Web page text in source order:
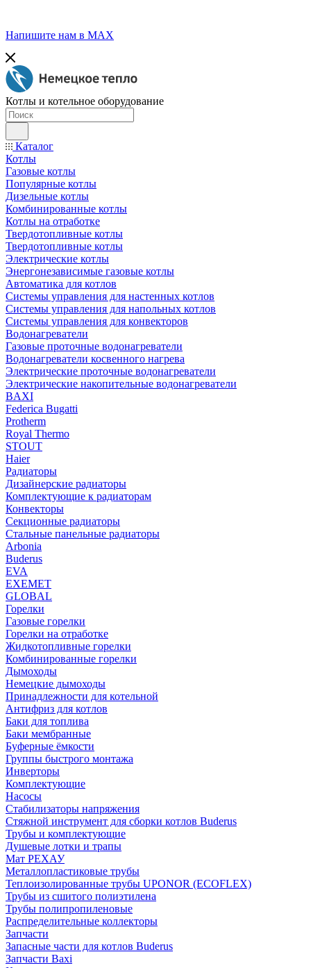
Напишите нам в МАХ
Котлы и котельное оборудование
Каталог
Котлы
Газовые котлы
Популярные котлы
Дизельные котлы
Комбинированные котлы
Котлы на отработке
Твердотопливные котлы
Твердотопливные котлы
Электрические котлы
Энергонезависимые газовые котлы
Автоматика для котлов
Системы управления для настенных котлов
Системы управления для напольных котлов
Системы управления для конвекторов
Водонагреватели
Газовые проточные водонагреватели
Водонагреватели косвенного нагрева
Электрические проточные водонагреватели
Электрические накопительные водонагреватели
BAXI
Federica Bugatti
Protherm
Royal Thermo
STOUT
Haier
Радиаторы
Дизайнерские радиаторы
Комплектующие к радиаторам
Конвекторы
Секционные радиаторы
Стальные панельные радиаторы
Arbonia
Buderus
EVA
EXEMET
GLOBAL
Горелки
Газовые горелки
Горелки на отработке
Жидкотопливные горелки
Комбинированные горелки
Дымоходы
Немецкие дымоходы
Принадлежности для котельной
Антифриз для котлов
Баки для топлива
Баки мембранные
Буферные ёмкости
Группы быстрого монтажа
Инверторы
Комплектующие
Насосы
Стабилизаторы напряжения
Стяжной инструмент для сборки котлов Buderus
Трубы и комплектующие
Душевые лотки и трапы
Мат РЕХАУ
Металлопластиковые трубы
Теплоизолированные трубы UPONOR (ECOFLEX)
Трубы из сшитого полиэтилена
Трубы полипропиленовые
Распределительные коллекторы
Запчасти
Запасные части для котлов Buderus
Запчасти Baxi